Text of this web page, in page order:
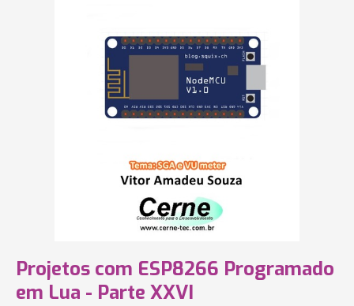
Projetos com ESP8266 Programado
em Lua - Parte XXVI